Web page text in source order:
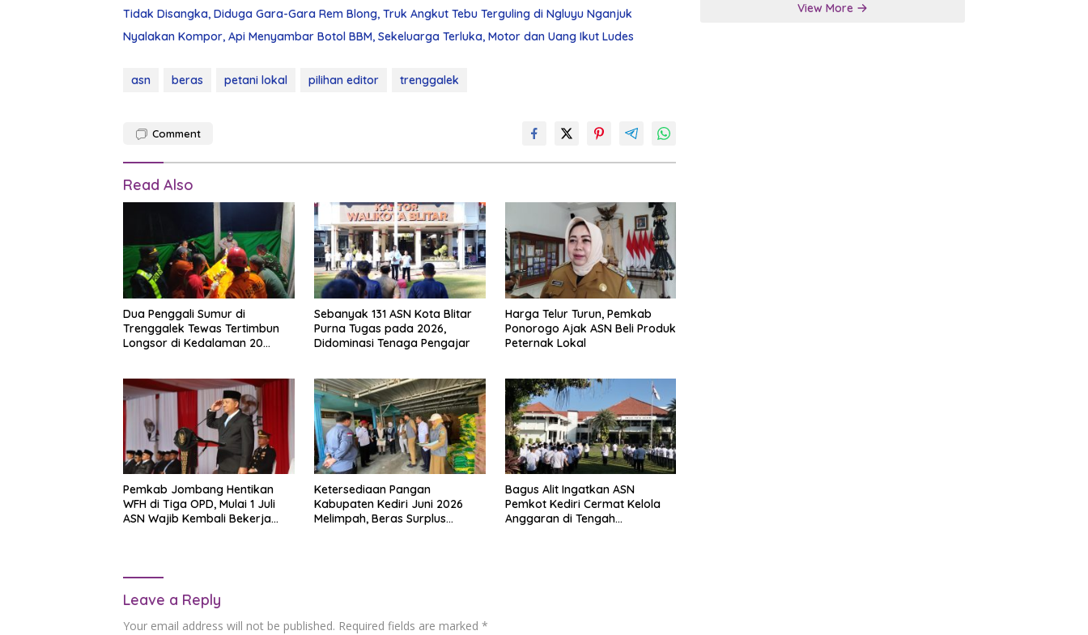
Tidak Disangka, Diduga Gara-Gara Rem Blong, Truk Angkut Tebu Terguling di Ngluyu Nganjuk
Nyalakan Kompor, Api Menyambar Botol BBM, Sekeluarga Terluka, Motor dan Uang Ikut Ludes
asn beras petani lokal pilihan editor trenggalek
Comment
Read Also
Dua Penggali Sumur di
Trenggalek Tewas Tertimbun
Longsor di Kedalaman 20
Sebanyak 131 ASN Kota Blitar
Purna Tugas pada 2026,
Didominasi Tenaga Pengajar
Harga Telur Turun, Pemkab
Ponorogo Ajak ASN Beli Produk
Peternak Lokal
Pemkab Jombang Hentikan
WFH di Tiga OPD, Mulai 1 Juli
ASN Wajib Kembali Bekerja
Ketersediaan Pangan
Kabupaten Kediri Juni 2026
Melimpah, Beras Surplus
Bagus Alit Ingatkan ASN
Pemkot Kediri Cermat Kelola
Anggaran di Tengah
Leave a Reply
Your email address will not be published. Required fields are marked *
View More